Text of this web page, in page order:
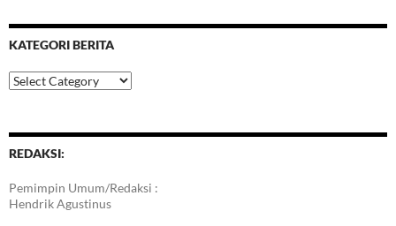
KATEGORI BERITA
Kategori
Berita
REDAKSI:
Pemimpin Umum/Redaksi :
Hendrik Agustinus